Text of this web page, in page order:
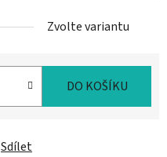
Zvolte variantu
DO KOŠÍKU
Sdílet